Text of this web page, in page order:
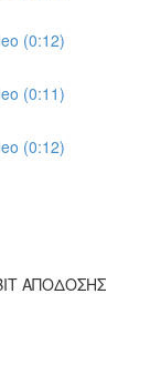
(0:12)
(0:11)
(0:12)
ΑΠΟΔΟΣΗΣ